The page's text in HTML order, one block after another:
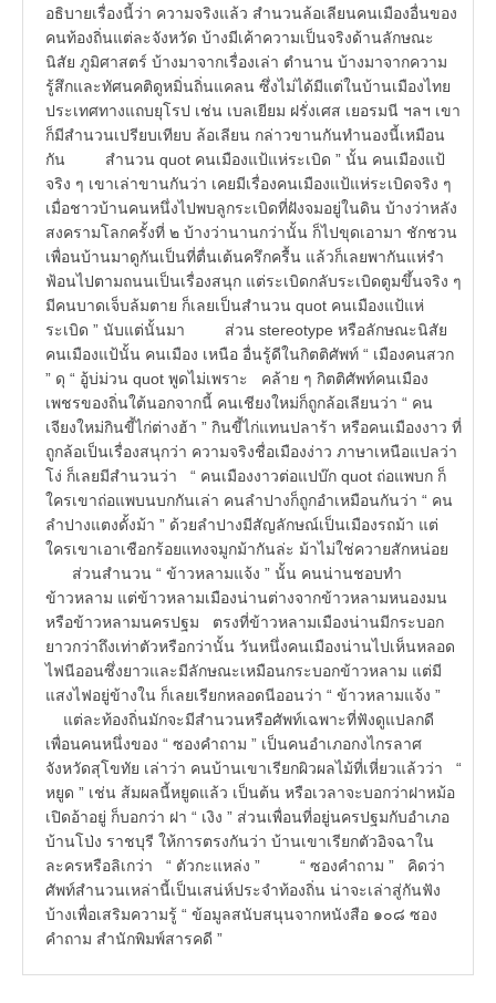
อธิบายเรื่องนี้ว่า ความจริงแล้ว สำนวนล้อเลียนคนเมืองอื่นของ
คนท้องถิ่นแต่ละจังหวัด บ้างมีเค้าความเป็นจริงด้านลักษณะ
นิสัย ภูมิศาสตร์ บ้างมาจากเรื่องเล่า ตำนาน บ้างมาจากความ
รู้สึกและทัศนคติดูหมิ่นถิ่นแคลน ซึ่งไม่ได้มีแต่ในบ้านเมืองไทย
ประเทศทางแถบยุโรป เช่น เบลเยียม ฝรั่งเศส เยอรมนี ฯลฯ เขา
ก็มีสำนวนเปรียบเทียบ ล้อเลียน กล่าวขานกันทำนองนี้เหมือน
กัน สำนวน quot คนเมืองแป้แห่ระเบิด ” นั้น คนเมืองแป้
จริง ๆ เขาเล่าขานกันว่า เคยมีเรื่องคนเมืองแป้แห่ระเบิดจริง ๆ
เมื่อชาวบ้านคนหนึ่งไปพบลูกระเบิดที่ฝังจมอยู่ในดิน บ้างว่าหลัง
สงครามโลกครั้งที่ ๒ บ้างว่านานกว่านั้น ก็ไปขุดเอามา ชักชวน
เพื่อนบ้านมาดูกันเป็นที่ตื่นเต้นครึกครื้น แล้วก็เลยพากันแห่รำ
ฟ้อนไปตามถนนเป็นเรื่องสนุก แต่ระเบิดกลับระเบิดตูมขึ้นจริง ๆ
มีคนบาดเจ็บล้มตาย ก็เลยเป็นสำนวน quot คนเมืองแป้แห่
ระเบิด ” นับแต่นั้นมา ส่วน stereotype หรือลักษณะนิสัย
คนเมืองแป้นั้น คนเมือง เหนือ อื่นรู้ดีในกิตติศัพท์ “ เมืองคนสวก
” ดุ “ อู้บ่ม่วน quot พูดไม่เพราะ คล้าย ๆ กิตติศัพท์คนเมือง
เพชรของถิ่นใต้นอกจากนี้ คนเชียงใหม่ก็ถูกล้อเลียนว่า “ คน
เจียงใหม่กินขี้ไก่ต่างฮ้า ” กินขี้ไก่แทนปลาร้า หรือคนเมืองงาว ที่
ถูกล้อเป็นเรื่องสนุกว่า ความจริงชื่อเมืองง่าว ภาษาเหนือแปลว่า
โง่ ก็เลยมีสำนวนว่า “ คนเมืองงาวต่อแปบ๊ก quot ถ่อแพบก ก็
ใครเขาถ่อแพบนบกกันเล่า คนลำปางก็ถูกอำเหมือนกันว่า “ คน
ลำปางแตงดั้งม้า ” ด้วยลำปางมีสัญลักษณ์เป็นเมืองรถม้า แต่
ใครเขาเอาเชือกร้อยแทงจมูกม้ากันล่ะ ม้าไม่ใช่ควายสักหน่อย
ส่วนสำนวน “ ข้าวหลามแจ้ง ” นั้น คนน่านชอบทำ
ข้าวหลาม แต่ข้าวหลามเมืองน่านต่างจากข้าวหลามหนองมน
หรือข้าวหลามนครปฐม ตรงที่ข้าวหลามเมืองน่านมีกระบอก
ยาวกว่าถึงเท่าตัวหรือกว่านั้น วันหนึ่งคนเมืองน่านไปเห็นหลอด
ไฟนีออนซึ่งยาวและมีลักษณะเหมือนกระบอกข้าวหลาม แต่มี
แสงไฟอยู่ข้างใน ก็เลยเรียกหลอดนีออนว่า “ ข้าวหลามแจ้ง ”
แต่ละท้องถิ่นมักจะมีสำนวนหรือศัพท์เฉพาะที่ฟังดูแปลกดี
เพื่อนคนหนึ่งของ “ ซองคำถาม ” เป็นคนอำเภอกงไกรลาศ
จังหวัดสุโขทัย เล่าว่า คนบ้านเขาเรียกผิวผลไม้ที่เหี่ยวแล้วว่า “
หยูด ” เช่น ส้มผลนี้หยูดแล้ว เป็นต้น หรือเวลาจะบอกว่าฝาหม้อ
เปิดอ้าอยู่ ก็บอกว่า ฝา “ เงิง ” ส่วนเพื่อนที่อยู่นครปฐมกับอำเภอ
บ้านโป่ง ราชบุรี ให้การตรงกันว่า บ้านเขาเรียกตัวอิจฉาใน
ละครหรือลิเกว่า “ ตัวกะแหล่ง ” “ ซองคำถาม ” คิดว่า
ศัพท์สำนวนเหล่านี้เป็นเสน่ห์ประจำท้องถิ่น น่าจะเล่าสู่กันฟัง
บ้างเพื่อเสริมความรู้ “ ข้อมูลสนับสนุนจากหนังสือ ๑๐๘ ซอง
คำถาม สำนักพิมพ์สารคดี ”